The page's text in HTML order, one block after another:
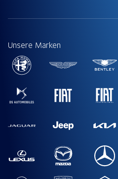
Unsere Marken